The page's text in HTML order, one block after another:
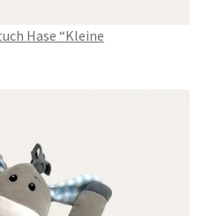
Hase “Kleine